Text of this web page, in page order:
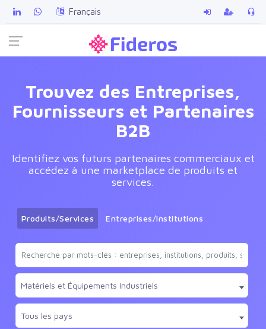
Français
Trouvez des Entreprises,
Fournisseurs et Partenaires
B2B
Identifiez vos futurs partenaires commerciaux et
accédez à une marketplace de produits et
services.
Produits/Services Entreprises/Institutions
Matériels et Équipements Industriels
Tous les pays